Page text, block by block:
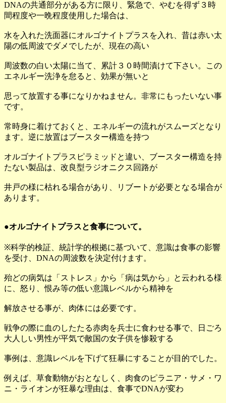
DNAの共通部分がある方に限り、緊急で、やむを得ず３時
間程度や一晩程度使用した場合は、
水を入れた洗面器にオルゴナイトプラスを入れ、昔は赤い太
陽の低周波でダメでしたが、現在の高い
周波数の白い太陽に当て、累計３０時間漬けて下さい。この
エネルギー洗浄を怠ると、効果が無いと
思って放置する事になりかねません。非常にもったいない事
です。
常時身に着けておくと、エネルギーの流れがスムーズとなり
ます。逆に放置はブースター構造を持つ
オルゴナイトプラスピラミッドと違い、ブースター構造を持
たない製品は、改良型ラジオニクス回路が
井戸の様に枯れる場合があり、リブートが必要となる場合が
あります。
●オルゴナイトプラスと食事について。
※科学的検証、統計学的根拠に基づいて、意識は食事の影響
を受け、DNAの周波数を決定付けます。
殆どの病気は「ストレス」から「病は気から」と云われる様
に、怒り、恨み等の低い意識レベルから精神を
解放させる事が、肉体には必要です。
戦争の際に血のしたたる赤肉を兵士に食わせる事で、日ごろ
大人しい男性が平気で敵国の女子供を惨殺する
事例は、意識レベルを下げて狂暴にすることが目的でした。
例えば、草食動物がおとなしく、肉食のピラニア・サメ・ワ
ニ・ライオンが狂暴な理由は、食事でDNAが変わ